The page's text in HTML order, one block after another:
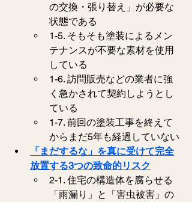
の交換・張り替え」が必要な
状態である
1-5. そもそも塗装によるメン
テナンスが不要な素材を使用
している
1-6. 訪問販売などの業者に強
く急かされて契約しようとし
ている
1-7. 前回の塗装工事を終えて
からまだ5年も経過していない
「まだするな」を真に受けて完全
放置する3つの致命的リスク
2-1. 住宅の構造体を腐らせる
「雨漏り」と「害虫被害」の